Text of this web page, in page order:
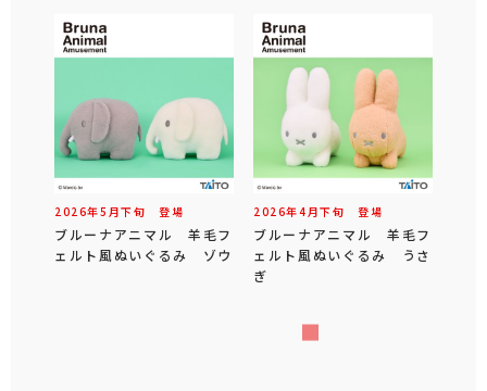
2026年5 月下旬 登場
ブルーナアニマル 羊毛フ
ェルト風ぬいぐるみ ゾウ
2026年4 月下旬 登場
ブルーナアニマル 羊毛フ
ェルト風ぬいぐるみ うさ
ぎ